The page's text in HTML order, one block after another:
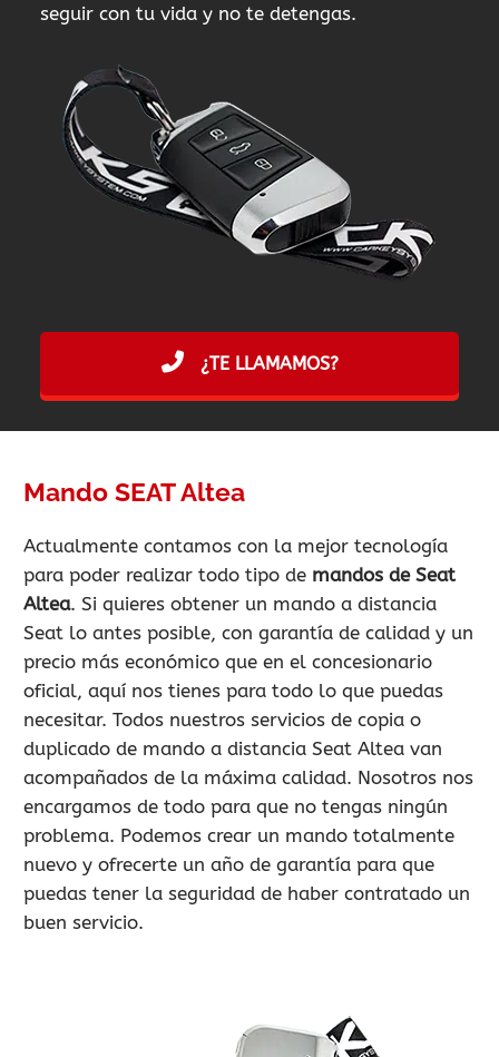
seguir con tu vida y no te detengas.
¿TE LLAMAMOS?
Mando SEAT Altea
Actualmente contamos con la mejor tecnología
para poder realizar todo tipo de mandos de Seat
Altea. Si quieres obtener un mando a distancia
Seat lo antes posible, con garantía de calidad y un
precio más económico que en el concesionario
oficial, aquí nos tienes para todo lo que puedas
necesitar. Todos nuestros servicios de copia o
duplicado de mando a distancia Seat Altea van
acompañados de la máxima calidad. Nosotros nos
encargamos de todo para que no tengas ningún
problema. Podemos crear un mando totalmente
nuevo y ofrecerte un año de garantía para que
puedas tener la seguridad de haber contratado un
buen servicio.